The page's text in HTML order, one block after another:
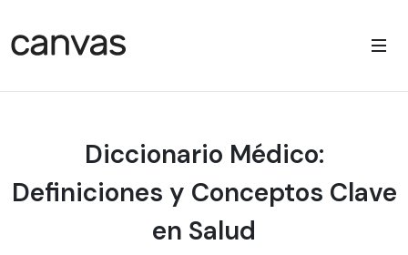
Diccionario Médico:
Definiciones y Conceptos Clave
en Salud